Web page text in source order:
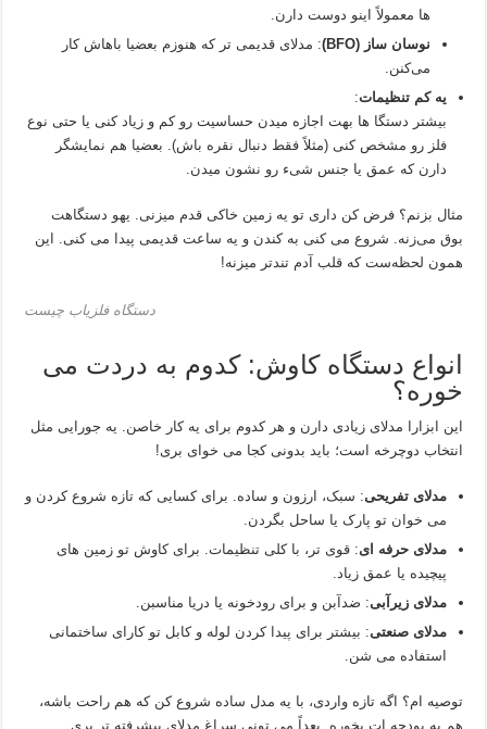
ها معمولاً اینو دوست دارن.
نوسان‌ ساز (BFO)
: مدلای قدیمی‌ تر که هنوزم بعضیا باهاش کار
می‌کنن.
یه کم تنظیمات:
بیشتر دستگا ها بهت اجازه میدن حساسیت رو کم و زیاد کنی یا حتی نوع
فلز رو مشخص کنی (مثلاً فقط دنبال نقره باش). بعضیا هم نمایشگر
دارن که عمق یا جنس شیء رو نشون میدن.
مثال بزنم؟ فرض کن داری تو یه زمین خاکی قدم میزنی. یهو دستگاهت
بوق می‌زنه. شروع می‌ کنی به کندن و یه ساعت قدیمی پیدا می‌ کنی. این
همون لحظه‌ست که قلب آدم تندتر میزنه!
دستگاه فلزیاب چیست
انواع دستگاه کاوش: کدوم به دردت می‌
خوره؟
این ابزارا مدلای زیادی دارن و هر کدوم برای یه کار خاصن. یه جورایی مثل
انتخاب دوچرخه‌ است؛ باید بدونی کجا می‌ خوای بری!
مدلای تفریحی: سبک، ارزون و ساده. برای کسایی که تازه شروع کردن و
می‌ خوان تو پارک یا ساحل بگردن.
مدلای حرفه‌ ای: قوی‌ تر، با کلی تنظیمات. برای کاوش تو زمین‌ های
پیچیده یا عمق زیاد.
مدلای زیرآبی: ضدآبن و برای رودخونه یا دریا مناسبن.
مدلای صنعتی: بیشتر برای پیدا کردن لوله و کابل تو کارای ساختمانی
استفاده می‌ شن.
توصیه‌ ام؟ اگه تازه‌ واردی، با یه مدل ساده شروع کن که هم راحت باشه،
هم به بودجه‌ ات بخوره. بعداً می‌ تونی سراغ مدلای پیشرفته‌ تر بری.